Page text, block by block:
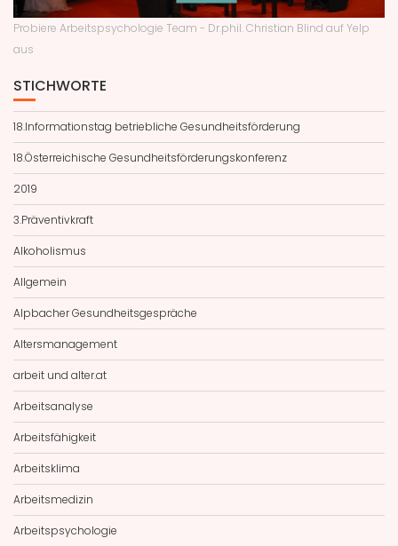
Probiere Arbeitspsychologie Team - Dr.phil. Christian Blind auf Yelp
aus
STICHWORTE
18.Informationstag betriebliche Gesundheitsförderung
18.Österreichische Gesundheitsförderungskonferenz
2019
3.Präventivkraft
Alkoholismus
Allgemein
Alpbacher Gesundheitsgespräche
Altersmanagement
arbeit und alter.at
Arbeitsanalyse
Arbeitsfähigkeit
Arbeitsklima
Arbeitsmedizin
Arbeitspsychologie